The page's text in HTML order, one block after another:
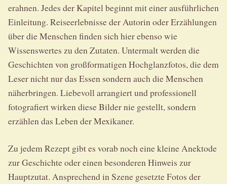
erahnen. Jedes der Kapitel beginnt mit einer ausführlichen
Einleitung. Reiseerlebnisse der Autorin oder Erzählungen
über die Menschen finden sich hier ebenso wie
Wissenswertes zu den Zutaten. Untermalt werden die
Geschichten von großformatigen Hochglanzfotos, die dem
Leser nicht nur das Essen sondern auch die Menschen
näherbringen. Liebevoll arrangiert und professionell
fotografiert wirken diese Bilder nie gestellt, sondern
erzählen das Leben der Mexikaner.
Zu jedem Rezept gibt es vorab noch eine kleine Anektode
zur Geschichte oder einen besonderen Hinweis zur
Hauptzutat. Ansprechend in Szene gesetzte Fotos der